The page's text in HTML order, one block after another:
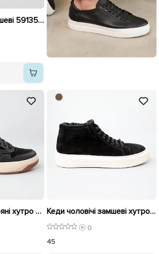
Кеди чоловічі замшеві 591352 Чорні
Кеди чоловічі шкіряні хутро 590941 Чорні Кеди чоловічі замшеві хутро 590636 Чорні розпродаж
0
45